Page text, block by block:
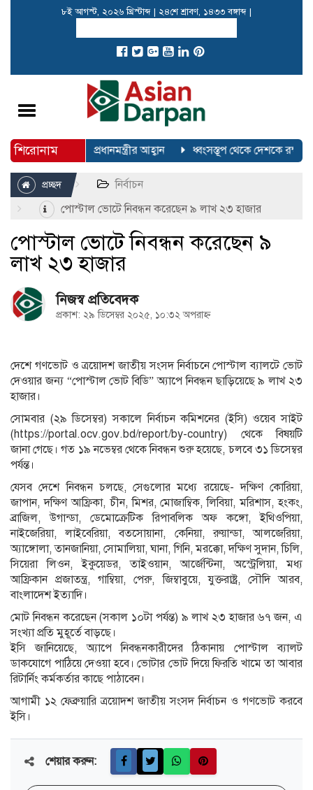
৮ই আগস্ট, ২০২৬ খ্রিস্টাব্দ | ২৪শে শ্রাবণ, ১৪৩৩ বঙ্গাব্দ |
Toggle
শিরোনাম
ইউএনওদের প্রধানমন্ত্রীর আহ্বান ধ্বংসস্তূপ থেকে দেশকে রক্ষা
প্রচ্ছদ
নির্বাচন
পোস্টাল ভোটে নিবন্ধন করেছেন ৯ লাখ ২৩ হাজার
পোস্টাল ভোটে নিবন্ধন করেছেন ৯
লাখ ২৩ হাজার
নিজস্ব প্রতিবেদক
প্রকাশ: ২৯ ডিসেম্বর ২০২৫, ১০:৩২ অপরাহ্ন
দেশে গণভোট ও ত্রয়োদশ জাতীয় সংসদ নির্বাচনে পোস্টাল ব্যালটে ভোট
দেওয়ার জন্য “পোস্টাল ভোট বিডি” অ্যাপে নিবন্ধন ছাড়িয়েছে ৯ লাখ ২৩
হাজার।
সোমবার (২৯ ডিসেম্বর) সকালে নির্বাচন কমিশনের (ইসি) ওয়েব সাইট
(https://portal.ocv.gov.bd/report/by-country) থেকে বিষয়টি
জানা গেছে। গত ১৯ নভেম্বর থেকে নিবন্ধন শুরু হয়েছে, চলবে ৩১ ডিসেম্বর
পর্যন্ত।
যেসব দেশে নিবন্ধন চলছে, সেগুলোর মধ্যে রয়েছে- দক্ষিণ কোরিয়া,
জাপান, দক্ষিণ আফ্রিকা, চীন, মিশর, মোজাম্বিক, লিবিয়া, মরিশাস, হংকং,
ব্রাজিল, উগান্ডা, ডেমোক্রেটিক রিপাবলিক অফ কঙ্গো, ইথিওপিয়া,
নাইজেরিয়া, লাইবেরিয়া, বতসোয়ানা, কেনিয়া, রুয়ান্ডা, আলজেরিয়া,
অ্যাঙ্গোলা, তানজানিয়া, সোমালিয়া, ঘানা, গিনি, মরক্কো, দক্ষিণ সুদান, চিলি,
সিয়েরা লিওন, ইকুয়েডর, তাইওয়ান, আর্জেন্টিনা, অস্ট্রেলিয়া, মধ্য
আফ্রিকান প্রজাতন্ত্র, গাম্বিয়া, পেরু, জিম্বাবুয়ে, যুক্তরাষ্ট্র, সৌদি আরব,
বাংলাদেশ ইত্যাদি।
মোট নিবন্ধন করেছেন (সকাল ১০টা পর্যন্ত) ৯ লাখ ২৩ হাজার ৬৭ জন, এ
সংখ্যা প্রতি মুহূর্তে বাড়ছে।
ইসি জানিয়েছে, অ্যাপে নিবন্ধনকারীদের ঠিকানায় পোস্টাল ব্যালট
ডাকযোগে পাঠিয়ে দেওয়া হবে। ভোটার ভোট দিয়ে ফিরতি খামে তা আবার
রিটার্নিং কর্মকর্তার কাছে পাঠাবেন।
আগামী ১২ ফেব্রুয়ারি ত্রয়োদশ জাতীয় সংসদ নির্বাচন ও গণভোট করবে
ইসি।
শেয়ার করুন: